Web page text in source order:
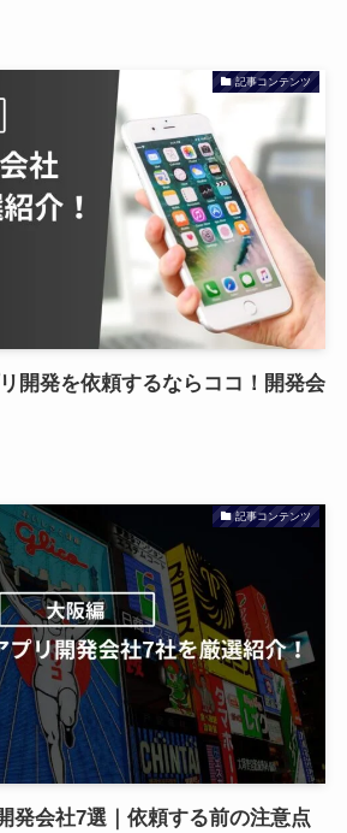
記事コンテンツ
開発を依頼するならココ！開発会
記事コンテンツ
発会社7選｜依頼する前の注意点